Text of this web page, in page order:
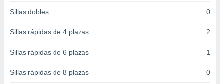
este sitio
de
en
Sillas dobles 0
Sillas rápidas de 4 plazas 2
Sillas rápidas de 6 plazas 1
Sillas rápidas de 8 plazas 0